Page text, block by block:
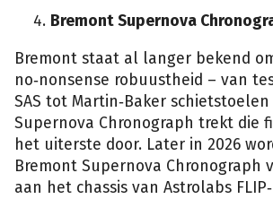
Bremont Supernova
Bremont staat al langer bekend
no‑nonsense robuustheid – van
SAS tot Martin‑Baker
Supernova Chronograph trekt die
het uiterste door. Later in 2026
Bremont Supernova Chronograph
aan het chassis van Astrolabs